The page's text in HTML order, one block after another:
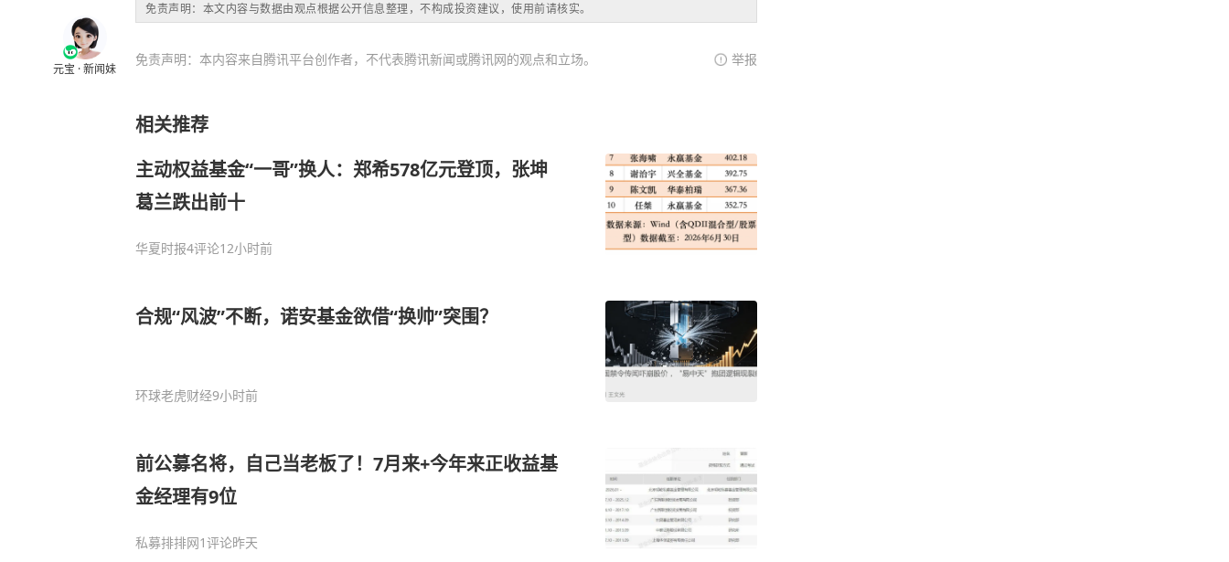
元宝 · 新闻妹
免责声明：本文内容与数据由观点根据公开信息整理，不构成投资建议，使用前请核实。
免责声明：本内容来自腾讯平台创作者，不代表腾讯新闻或腾讯网的观点和立场。 举报
相关推荐
主动权益基金“一哥”换人：郑希578亿元登顶，张坤
葛兰跌出前十
华夏时报4评论12小时前
合规“风波”不断，诺安基金欲借“换帅”突围？
环球老虎财经9小时前
前公募名将，自己当老板了！7月来+今年来正收益基
金经理有9位
私募排排网1评论昨天